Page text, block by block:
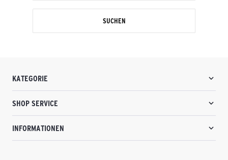
SUCHEN
KATEGORIE
SHOP SERVICE
INFORMATIONEN